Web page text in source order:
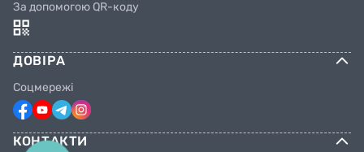
За допомогою QR-коду
ДОВІРА
Соцмережі
КОНТАКТИ